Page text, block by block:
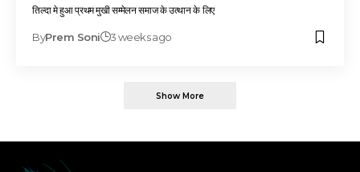
तिल्दा मे हुआ प्रथम मुखी सम्मेलन समाज के उत्थान के लिए
ByPrem Soni 3 weeks ago
Show More